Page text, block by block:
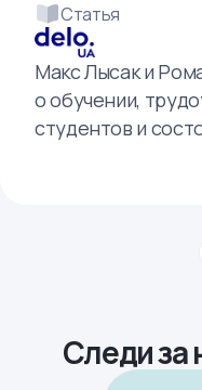
Статья
Макс Лысак и
о обучении,
студентов и
Следи за